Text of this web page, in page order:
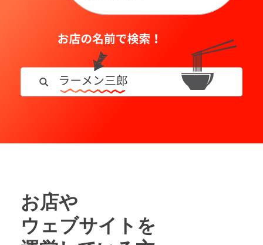
お店や
ウェブサイトを